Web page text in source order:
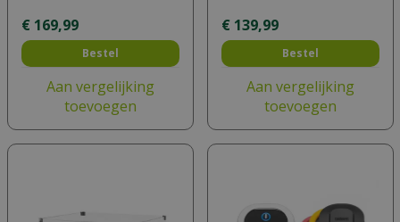
€ 169,99
Bestel
Aan vergelijking
toevoegen
€ 139,99
Bestel
Aan vergelijking
toevoegen